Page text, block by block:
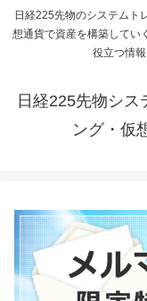
日経225先物のシステムト
想通貨で資産を構築してい
役立つ情
日経225先物シ
ング・仮